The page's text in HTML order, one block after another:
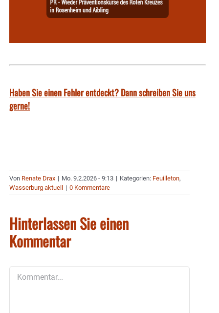
Haben Sie einen Fehler entdeckt? Dann schreiben Sie uns
gerne!
Von Renate Drax | Mo. 9.2.2026 - 9:13 | Kategorien: Feuilleton,
Wasserburg aktuell
| 0 Kommentare
Hinterlassen Sie einen
Kommentar